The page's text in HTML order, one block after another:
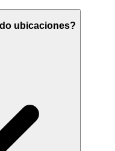
ubicaciones?